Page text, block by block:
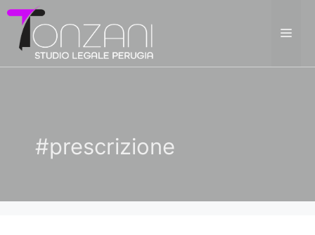
Vai
contenuto
#prescrizione